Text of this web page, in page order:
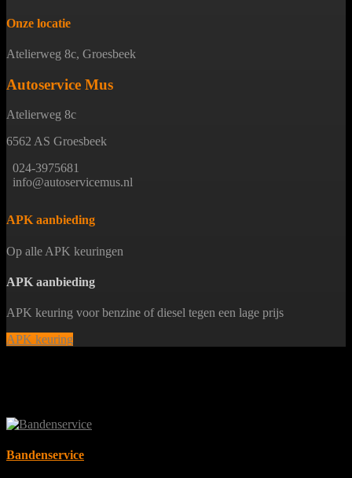
Onze locatie
Atelierweg 8c, Groesbeek
Autoservice Mus
Atelierweg 8c
6562 AS Groesbeek
024-3975681
info@autoservicemus.nl
APK aanbieding
Op alle APK keuringen
APK aanbieding
APK keuring voor benzine of diesel tegen een lage prijs
APK keuring
Bandenservice